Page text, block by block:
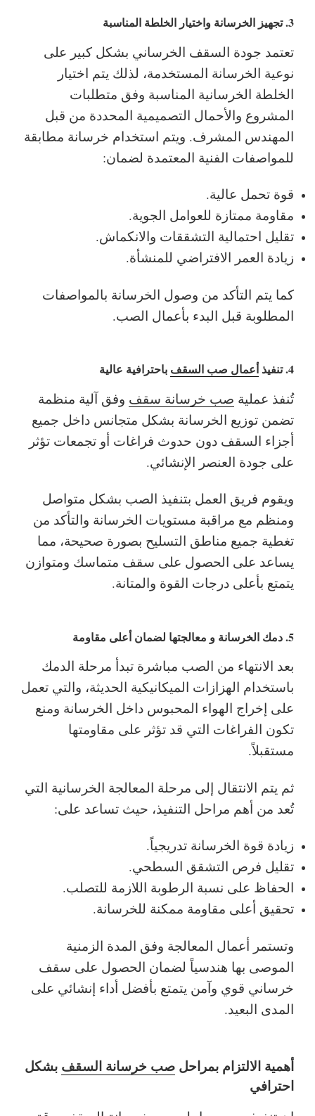
3. تجهيز الخرسانة واختيار الخلطة المناسبة
تعتمد جودة السقف الخرساني بشكل كبير على
نوعية الخرسانة المستخدمة، لذلك يتم اختيار
الخلطة الخرسانية المناسبة وفق متطلبات
المشروع والأحمال التصميمية المحددة من قبل
المهندس المشرف. ويتم استخدام خرسانة مطابقة
للمواصفات الفنية المعتمدة لضمان:
قوة تحمل عالية.
مقاومة ممتازة للعوامل الجوية.
تقليل احتمالية التشققات والانكماش.
زيادة العمر الافتراضي للمنشأة.
كما يتم التأكد من وصول الخرسانة بالمواصفات
المطلوبة قبل البدء بأعمال الصب.
4. تنفيذ أعمال صب السقف باحترافية عالية
تُنفذ عملية صب خرسانة سقف وفق آلية منظمة
تضمن توزيع الخرسانة بشكل متجانس داخل جميع
أجزاء السقف دون حدوث فراغات أو تجمعات تؤثر
على جودة العنصر الإنشائي.
ويقوم فريق العمل بتنفيذ الصب بشكل متواصل
ومنظم مع مراقبة مستويات الخرسانة والتأكد من
تغطية جميع مناطق التسليح بصورة صحيحة، مما
يساعد على الحصول على سقف متماسك ومتوازن
يتمتع بأعلى درجات القوة والمتانة.
5. دمك الخرسانة و معالجتها لضمان أعلى مقاومة
بعد الانتهاء من الصب مباشرة تبدأ مرحلة الدمك
باستخدام الهزازات الميكانيكية الحديثة، والتي تعمل
على إخراج الهواء المحبوس داخل الخرسانة ومنع
تكون الفراغات التي قد تؤثر على مقاومتها
مستقبلاً.
ثم يتم الانتقال إلى مرحلة المعالجة الخرسانية التي
تُعد من أهم مراحل التنفيذ، حيث تساعد على:
زيادة قوة الخرسانة تدريجياً.
تقليل فرص التشقق السطحي.
الحفاظ على نسبة الرطوبة اللازمة للتصلب.
تحقيق أعلى مقاومة ممكنة للخرسانة.
وتستمر أعمال المعالجة وفق المدة الزمنية
الموصى بها هندسياً لضمان الحصول على سقف
خرساني قوي وآمن يتمتع بأفضل أداء إنشائي على
المدى البعيد.
أهمية الالتزام بمراحل صب خرسانة السقف بشكل
احترافي